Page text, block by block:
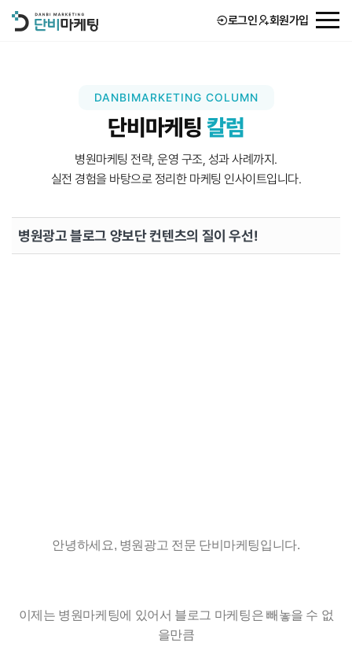
고객후기
로그인 회원가입
DANBIMARKETING COLUMN
단비마케팅 칼럼
병원마케팅 전략, 운영 구조, 성과 사례까지.
실전 경험을 바탕으로 정리한 마케팅 인사이트입니다.
병원광고 블로그 양보단 컨텐츠의 질이 우선!
안녕하세요, 병원광고 전문 단비마케팅입니다.
이제는 병원마케팅에 있어서 블로그 마케팅은 빼놓을 수 없
을만큼